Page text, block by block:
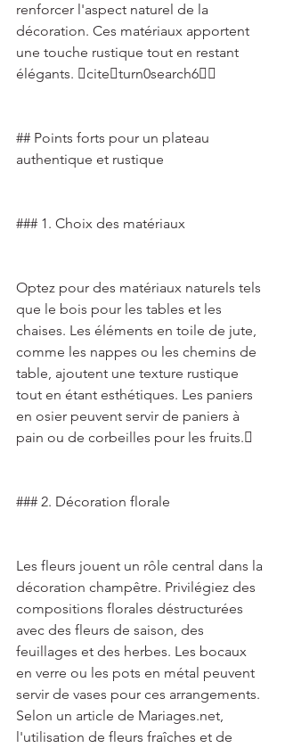
renforcer l'aspect naturel de la
décoration. Ces matériaux apportent
une touche rustique tout en restant
élégants. citeturn0search6
## Points forts pour un plateau
authentique et rustique
### 1. Choix des matériaux
Optez pour des matériaux naturels tels
que le bois pour les tables et les
chaises. Les éléments en toile de jute,
comme les nappes ou les chemins de
table, ajoutent une texture rustique
tout en étant esthétiques. Les paniers
en osier peuvent servir de paniers à
pain ou de corbeilles pour les fruits.
### 2. Décoration florale
Les fleurs jouent un rôle central dans la
décoration champêtre. Privilégiez des
compositions florales déstructurées
avec des fleurs de saison, des
feuillages et des herbes. Les bocaux
en verre ou les pots en métal peuvent
servir de vases pour ces arrangements.
Selon un article de Mariages.net,
l'utilisation de fleurs fraîches et de